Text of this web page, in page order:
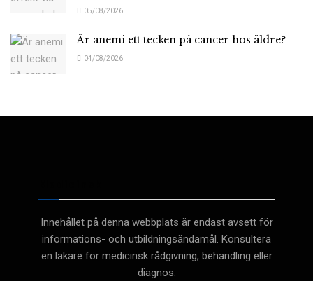
05/08/2026
Är anemi ett tecken på cancer hos äldre?
04/08/2026
Innehållet på denna webbplats är endast avsett för
informations- och utbildningsändamål. Konsultera
en läkare för medicinsk rådgivning, behandling eller
diagnos.